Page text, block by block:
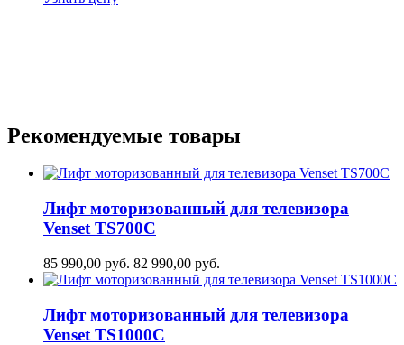
Рекомендуемые товары
Лифт моторизованный для телевизора
Venset TS700С
85 990,00 руб. 82 990,00 руб.
Лифт моторизованный для телевизора
Venset TS1000C